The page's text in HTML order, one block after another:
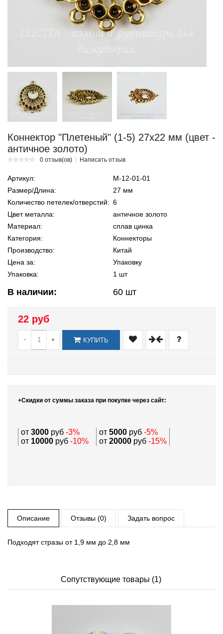
Коннектор "Плетеный" (1-5) 27х22 мм (цвет -
античное золото)
0 отзыв(ов) Написать отзыв
Артикул:
М-12-01-01
Размер/Длина:
27 мм
Количество петелек/отверстий: 6
Цвет металла:
античное золото
Материал:
сплав цинка
Категория:
Коннекторы
Производство:
Китай
Цена за:
Упаковку
Упаковка:
1 шт
В наличии: 60 шт
22 руб
- + КУПИТЬ
+Скидки от суммы заказа при покупке через сайт:
от 3000 руб -3% от 5000 руб -5%
от 10000 руб -10% от 20000 руб -15%
Описание Отзывы (0) Задать вопрос
Подходят стразы от 1,9 мм до 2,8 мм
Сопутствующие товары (1)